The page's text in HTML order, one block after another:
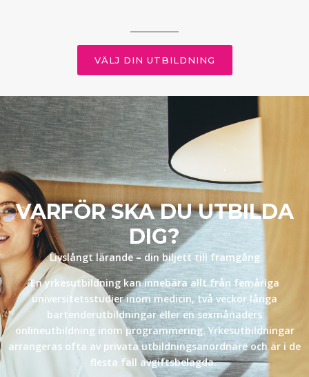
VÄLJ DIN UTBILDNING
VARFÖR SKA DU UTBILDA
DIG?
Livslångt lärande–din biljett till framgång
En yrkesutbildning kan innebära allt från femåriga
universitetsstudier inom medicin, två veckor långa
bartenderutbildningar eller en sexmånaders
onlineutbildning inom programmering. Yrkesutbildningar
arrangeras ofta av privata utbildningsanordnare och är i de
flesta fall avgiftsbelagda.